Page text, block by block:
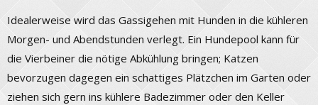
Idealerweise wird das Gassigehen mit Hunden in die kühleren
Morgen- und Abendstunden verlegt. Ein Hundepool kann für
die Vierbeiner die nötige Abkühlung bringen; Katzen
bevorzugen dagegen ein schattiges Plätzchen im Garten oder
ziehen sich gern ins kühlere Badezimmer oder den Keller